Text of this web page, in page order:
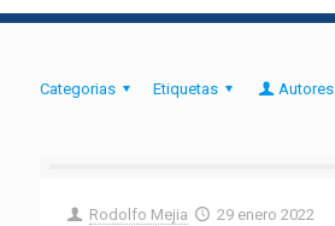
Categorias Etiquetas Autores
Rodolfo Mejia 29 enero 2022